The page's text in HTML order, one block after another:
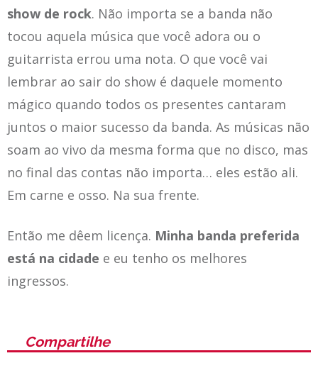
show de rock. Não importa se a banda não
tocou aquela música que você adora ou o
guitarrista errou uma nota. O que você vai
lembrar ao sair do show é daquele momento
mágico quando todos os presentes cantaram
juntos o maior sucesso da banda. As músicas não
soam ao vivo da mesma forma que no disco, mas
no final das contas não importa… eles estão ali.
Em carne e osso. Na sua frente.
Então me dêem licença. Minha banda preferida
está na cidade e eu tenho os melhores
ingressos.
Compartilhe